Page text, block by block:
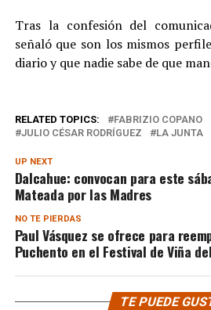
Tras la confesión del
señaló que son los mismos
diario y que nadie sabe de que
RELATED TOPICS: FABRIZIO COPANO
JULIO CÉSAR RODRÍGUEZ
LA JUNTA
UP NEXT
Dalcahue: convocan para este
Mateada por las Madres
NO TE PIERDAS
Paul Vásquez se ofrece para
Puchento en el Festival de Viña
TE PUEDE